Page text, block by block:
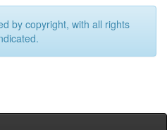
by copyright, with all rights